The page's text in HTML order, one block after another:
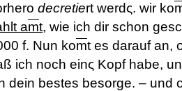
decretiert werdς. wir ko
amt, wie ich dir schon
komt es darauf an,
Kopf habe, und
besorge. – und ob